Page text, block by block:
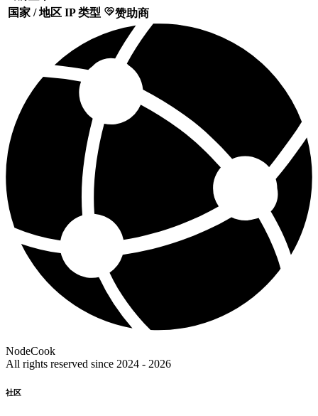
国家 / 地区 IP 类型 赞助商
NodeCook
All rights reserved since 2024 - 2026
社区